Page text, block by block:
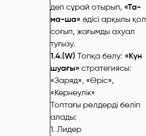
деп сұрай отырып, «Та-
ма-ша» әдісі арқылы қол
соғып, жағымды ахуал
туғызу.
1.4.(W) Топқа бөлу: «Күн
шуағы» стратегиясы:
«Заряд», «Өріс»,
«Кернеулік»
Топтағы рөлдерді бөліп
алады:
1. Лидер